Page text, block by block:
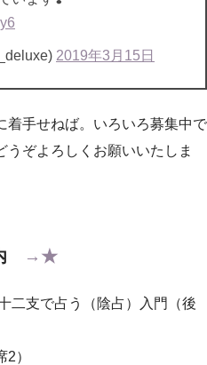
2019年3月15日
着手せねば。いろいろ募集中で
ぞよろしくお願いいたしま
→★
支で占う（陰占）入門（後
2）